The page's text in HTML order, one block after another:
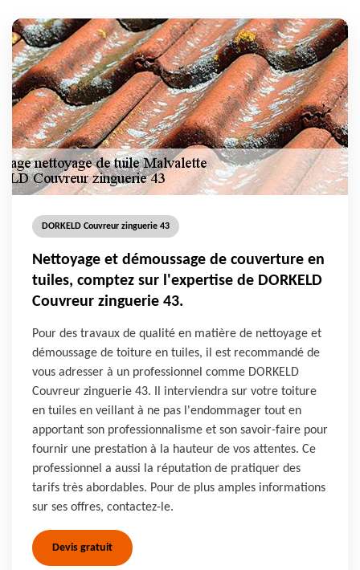
DORKELD Couvreur zinguerie 43
Nettoyage et démoussage de couverture en
tuiles, comptez sur l'expertise de DORKELD
Couvreur zinguerie 43.
Pour des travaux de qualité en matière de nettoyage et
démoussage de toiture en tuiles, il est recommandé de
vous adresser à un professionnel comme DORKELD
Couvreur zinguerie 43. Il interviendra sur votre toiture
en tuiles en veillant à ne pas l'endommager tout en
apportant son professionnalisme et son savoir-faire pour
fournir une prestation à la hauteur de vos attentes. Ce
professionnel a aussi la réputation de pratiquer des
tarifs très abordables. Pour de plus amples informations
sur ses offres, contactez-le.
Devis gratuit